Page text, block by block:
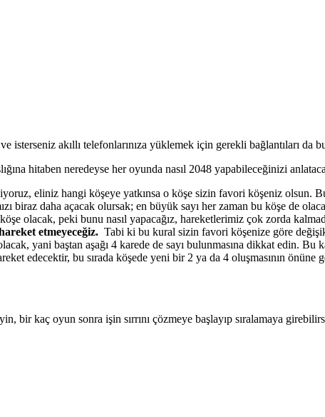
isterseniz akıllı telefonlarınıza yüklemek için gerekli bağlantıları da
hitaben neredeyse her oyunda nasıl 2048 yapabileceğinizi
eliniz hangi köşeye yatkınsa o köşe sizin favori köşeniz olsun.
biraz daha açacak olursak; en büyük sayı her zaman bu köşe de
olacak, peki bunu nasıl yapacağız, hareketlerimiz çok zorda
etmeyeceğiz. Tabi ki bu kural sizin favori köşenize göre
yani baştan aşağı 4 karede de sayı bulunmasına dikkat edin. Bu
edecektir, bu sırada köşede yeni bir 2 ya da 4 oluşmasının
bir kaç oyun sonra işin sırrını çözmeye başlayıp sıralamaya